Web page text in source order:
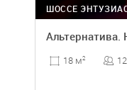
ШОССЕ
18 м2